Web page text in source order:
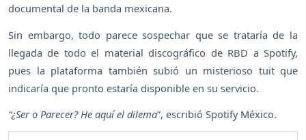
documental de la banda mexicana.
Sin embargo, todo parece sospechar que se trataría de la
llegada de todo el material discográfico de RBD a Spotify,
pues la plataforma también subió un misterioso tuit que
indicaría que pronto estaría disponible en su servicio.
“¿Ser o Parecer? He aquí el dilema”, escribió Spotify México.